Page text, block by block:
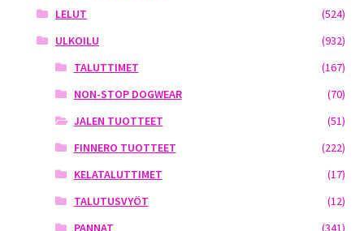
LELUT
(524)
ULKOILU
(932)
TALUTTIMET
(167)
NON-STOP DOGWEAR
(70)
JALEN TUOTTEET
(51)
FINNERO TUOTTEET
(222)
KELATALUTTIMET
(17)
TALUTUSVYÖT
(12)
PANNAT
(341)